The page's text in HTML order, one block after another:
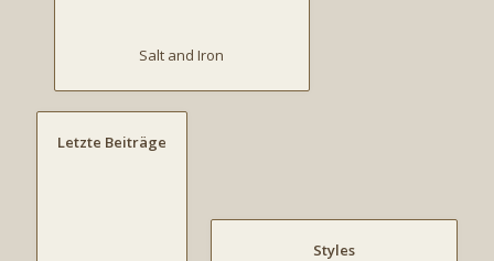
Salt and Iron
Letzte Beiträge
Styles